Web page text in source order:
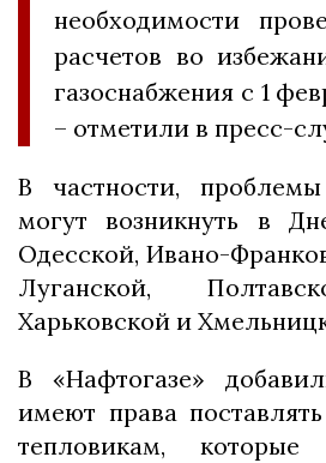
необходимости
расчетов во
газоснабжения с 1
– отметили в пресс-
В частности,
могут возникнуть в
Одесской, Ивано-
Луганской,
Харьковской и
В «Нафтогазе»
имеют права
тепловикам, которые